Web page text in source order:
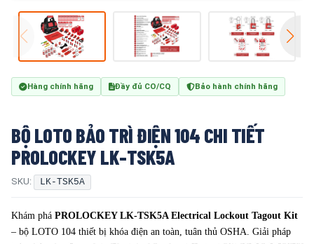
Hàng chính hãng Đầy đủ CO/CQ Bảo hành chính hãng
BỘ LOTO BẢO TRÌ ĐIỆN 104 CHI TIẾT
PROLOCKEY LK-TSK5A
SKU: LK-TSK5A
Khám phá PROLOCKEY LK-TSK5A Electrical Lockout Tagout Kit
– bộ LOTO 104 thiết bị khóa điện an toàn, tuân thủ OSHA. Giải pháp